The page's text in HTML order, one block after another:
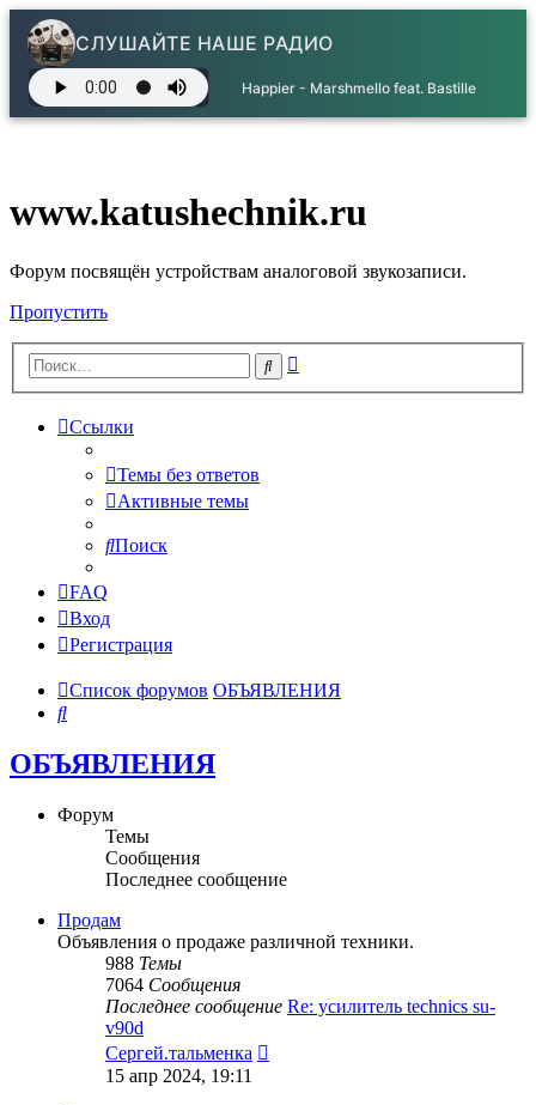
СЛУШАЙТЕ НАШЕ РАДИО
Happier - Marshmello feat. Bastille
www.katushechnik.ru
Форум посвящён устройствам аналоговой звукозаписи.
Пропустить
Поиск
Ссылки
Темы без ответов
Активные темы
Поиск
FAQ
Вход
Регистрация
Список форумов ОБЪЯВЛЕНИЯ
Поиск
ОБЪЯВЛЕНИЯ
Форум
Темы
Сообщения
Последнее сообщение
Продам
Объявления о продаже различной техники.
988 Темы
7064 Сообщения
Последнее сообщение Re: усилитель technics su-
v90d
Сергей.тальменка
15 апр 2024, 19:11